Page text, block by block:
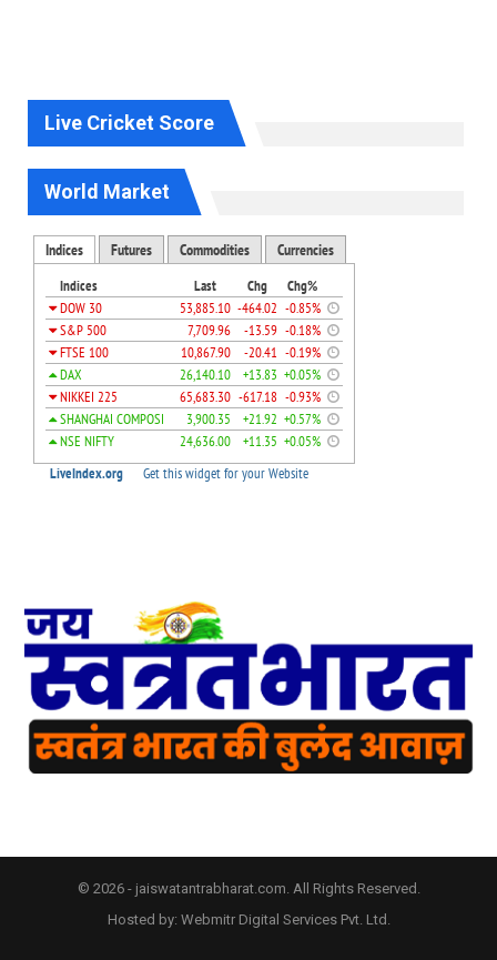
Live Cricket Score
World Market
© 2026 - jaiswatantrabharat.com. All Rights Reserved.
Hosted by: Webmitr Digital Services Pvt. Ltd.